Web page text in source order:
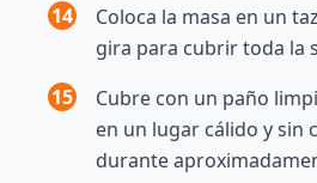
14
Coloca la masa en un
gira para cubrir toda la
15
Cubre con un paño
en un lugar cálido y sin
durante